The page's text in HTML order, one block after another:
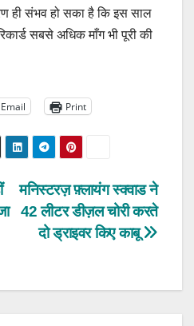
ही संभव हो सका है कि इस साल
सबसे अधिक माँग भी पूरी की
Email Print
मनिस्टरज़ फ़्लायंग स्क्वाड ने
42 लीटर डीज़ल चोरी करते
दो ड्राइवर किए काबू